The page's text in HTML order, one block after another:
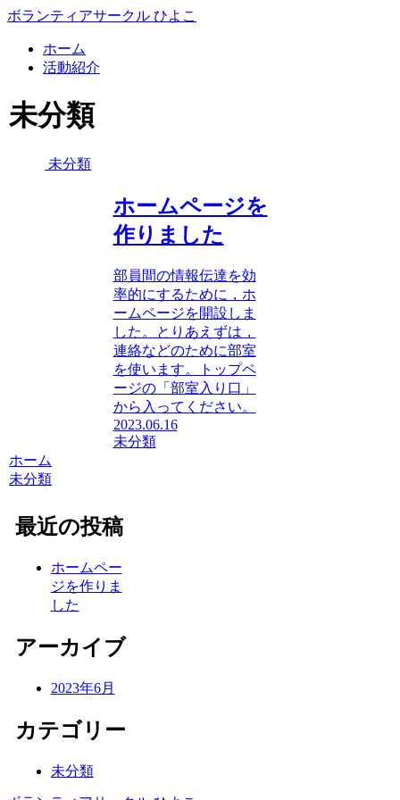
ボランティアサークル ひよこ
ホーム
活動紹介
未分類
未分類
ホームページを
作りました
部員間の情報伝達を効
率的にするために，ホ
ームページを開設しま
した。とりあえずは，
連絡などのために部室
を使います。トップペ
ージの「部室入り口」
から入ってください。
2023.06.16
未分類
ホーム
未分類
最近の投稿
ホームペー
ジを作りま
した
アーカイブ
2023年6月
カテゴリー
未分類